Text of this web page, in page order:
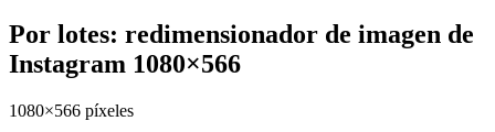
Por lotes: redimensionador de imagen de
Instagram 1080×566
1080×566 píxeles